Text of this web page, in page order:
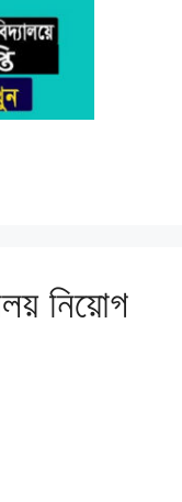
নিয়োগ